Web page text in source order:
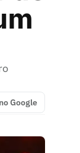
Google